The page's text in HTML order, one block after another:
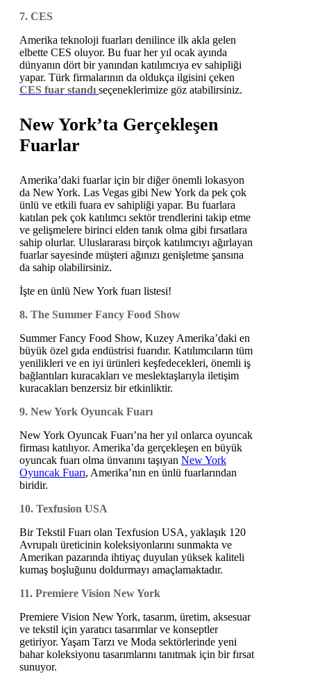
7. CES
Amerika teknoloji fuarları denilince ilk akla gelen
elbette CES oluyor. Bu fuar her yıl ocak ayında
dünyanın dört bir yanından katılımcıya ev sahipliği
yapar. Türk firmalarının da oldukça ilgisini çeken
CES fuar standı seçeneklerimize göz atabilirsiniz.
New York’ta Gerçekleşen
Fuarlar
Amerika’daki fuarlar için bir diğer önemli lokasyon
da New York. Las Vegas gibi New York da pek çok
ünlü ve etkili fuara ev sahipliği yapar. Bu fuarlara
katılan pek çok katılımcı sektör trendlerini takip etme
ve gelişmelere birinci elden tanık olma gibi fırsatlara
sahip olurlar. Uluslararası birçok katılımcıyı ağırlayan
fuarlar sayesinde müşteri ağınızı genişletme şansına
da sahip olabilirsiniz.
İşte en ünlü New York fuarı listesi!
8. The Summer Fancy Food Show
Summer Fancy Food Show, Kuzey Amerika’daki en
büyük özel gıda endüstrisi fuarıdır. Katılımcıların tüm
yenilikleri ve en iyi ürünleri keşfedecekleri, önemli iş
bağlantıları kuracakları ve meslektaşlarıyla iletişim
kuracakları benzersiz bir etkinliktir.
9. New York Oyuncak Fuarı
New York Oyuncak Fuarı’na her yıl onlarca oyuncak
firması katılıyor. Amerika’da gerçekleşen en büyük
oyuncak fuarı olma ünvanını taşıyan New York
Oyuncak Fuarı, Amerika’nın en ünlü fuarlarından
biridir.
10. Texfusion USA
Bir Tekstil Fuarı olan Texfusion USA, yaklaşık 120
Avrupalı üreticinin koleksiyonlarını sunmakta ve
Amerikan pazarında ihtiyaç duyulan yüksek kaliteli
kumaş boşluğunu doldurmayı amaçlamaktadır.
11. Premiere Vision New York
Premiere Vision New York, tasarım, üretim, aksesuar
ve tekstil için yaratıcı tasarımlar ve konseptler
getiriyor. Yaşam Tarzı ve Moda sektörlerinde yeni
bahar koleksiyonu tasarımlarını tanıtmak için bir fırsat
sunuyor.